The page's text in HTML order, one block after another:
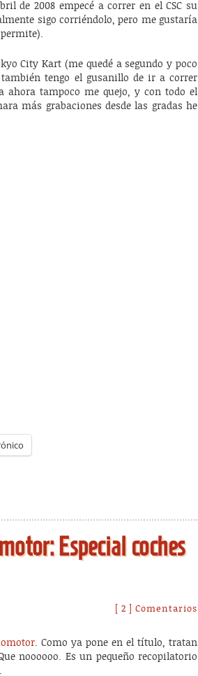
de 2008 empecé a correr en el CSC su
sigo corriéndolo, pero me gustaría
City Kart (me quedé a segundo y poco
tengo el gusanillo de ir a correr
ahora tampoco me quejo, y con todo el
más grabaciones desde las gradas he
Especial coches
[ 2 ] Comentarios
. Como ya pone en el título, tratan
noooooo. Es un pequeño recopilatorio